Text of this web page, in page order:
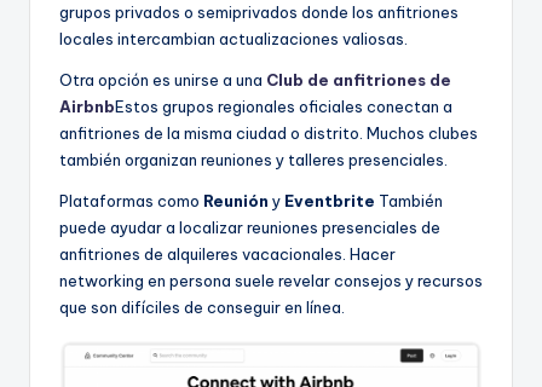
grupos privados o semiprivados donde los anfitriones
locales intercambian actualizaciones valiosas.
Otra opción es unirse a una Club de anfitriones de
AirbnbEstos grupos regionales oficiales conectan a
anfitriones de la misma ciudad o distrito. Muchos clubes
también organizan reuniones y talleres presenciales.
Plataformas como Reunión y Eventbrite También
puede ayudar a localizar reuniones presenciales de
anfitriones de alquileres vacacionales. Hacer
networking en persona suele revelar consejos y recursos
que son difíciles de conseguir en línea.